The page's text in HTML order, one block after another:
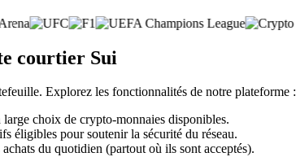
courtier Sui
Explorez les fonctionnalités de notre plateforme :
choix de crypto-monnaies disponibles.
éligibles pour soutenir la sécurité du réseau.
du quotidien (partout où ils sont acceptés).